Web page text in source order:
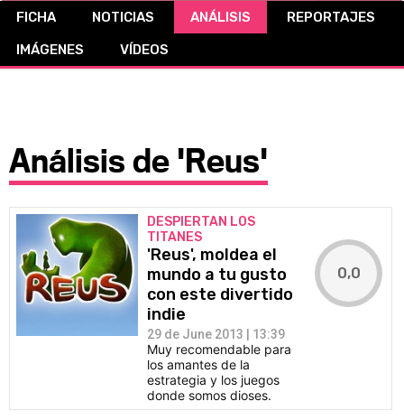
CÓMICS
FICHA NOTICIAS ANÁLISIS
REPORTAJES
IMÁGENES
VÍDEOS
Análisis de 'Reus'
DESPIERTAN LOS
TITANES
'Reus', moldea el
mundo a tu gusto
con este divertido
indie
29 de June 2013 | 13:39
Muy recomendable para
los amantes de la
estrategia y los juegos
donde somos dioses.
0,0